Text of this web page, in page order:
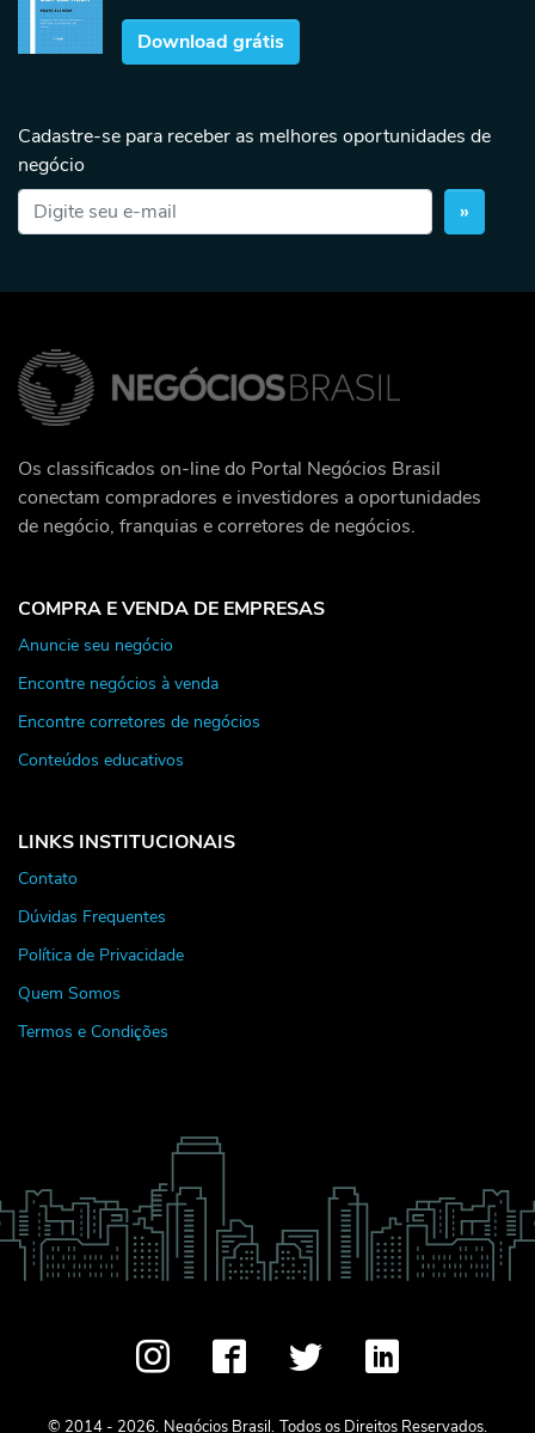
Download grátis
Cadastre-se para receber as melhores oportunidades de
negócio
»
Os classificados on-line do Portal Negócios Brasil
conectam compradores e investidores a oportunidades
de negócio, franquias e corretores de negócios.
COMPRA E VENDA DE EMPRESAS
Anuncie seu negócio
Encontre negócios à venda
Encontre corretores de negócios
Conteúdos educativos
LINKS INSTITUCIONAIS
Contato
Dúvidas Frequentes
Política de Privacidade
Quem Somos
Termos e Condições
© 2014 - 2026. Negócios Brasil. Todos os Direitos Reservados.